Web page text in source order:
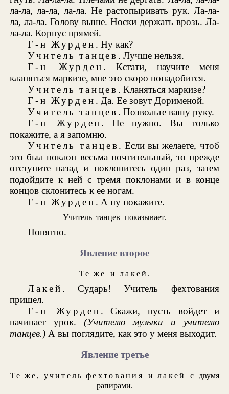
ла-ла, ла-ла, ла-ла. Не растопыривать рук. Ла-ла-
ла, ла-ла. Голову выше. Носки держать врозь. Ла-
ла-ла. Корпус прямей.
Г-н Журден . Ну как?
Учитель танцев . Лучше нельзя.
Г-н Журден . Кстати, научите меня
кланяться маркизе, мне это скоро понадобится.
Учитель танцев . Кланяться маркизе?
Г-н Журден . Да. Ее зовут Дорименой.
Учитель танцев . Позвольте вашу руку.
Г-н Журден . Не нужно. Вы только
покажите, а я запомню.
Учитель танцев. Если вы желаете, чтоб
это был поклон весьма почтительный, то прежде
отступите назад и поклонитесь один раз, затем
подойдите к ней с тремя поклонами и в конце
концов склонитесь к ее ногам.
Г-н Журден . А ну покажите.
Учитель танцев показывает.
Понятно.
Явление второе
Те же илакей .
Лакей . Сударь! Учитель фехтования
пришел.
Г-н Журден . Скажи, пусть войдет и
начинает урок.(Учителю музыки и учителю
танцев.) А вы поглядите, как это у меня выходит.
Явление третье
Те же , учитель фехтования илакей
с двумя
рапирами.